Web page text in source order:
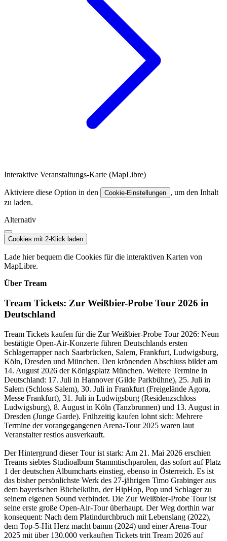
Interaktive Veranstaltungs-Karte (MapLibre)
Aktiviere diese Option in den Cookie-Einstellungen , um den Inhalt
zu laden.
Alternativ
Cookies mit 2-Klick laden
Lade hier bequem die Cookies für die interaktiven Karten von
MapLibre.
Über Tream
Tream Tickets: Zur Weißbier-Probe Tour 2026 in
Deutschland
Tream Tickets kaufen für die Zur Weißbier-Probe Tour 2026: Neun
bestätigte Open-Air-Konzerte führen Deutschlands ersten
Schlagerrapper nach Saarbrücken, Salem, Frankfurt, Ludwigsburg,
Köln, Dresden und München. Den krönenden Abschluss bildet am
14. August 2026 der Königsplatz München. Weitere Termine in
Deutschland: 17. Juli in Hannover (Gilde Parkbühne), 25. Juli in
Salem (Schloss Salem), 30. Juli in Frankfurt (Freigelände Agora,
Messe Frankfurt), 31. Juli in Ludwigsburg (Residenzschloss
Ludwigsburg), 8. August in Köln (Tanzbrunnen) und 13. August in
Dresden (Junge Garde). Frühzeitig kaufen lohnt sich: Mehrere
Termine der vorangegangenen Arena-Tour 2025 waren laut
Veranstalter restlos ausverkauft.
Der Hintergrund dieser Tour ist stark: Am 21. Mai 2026 erschien
Treams siebtes Studioalbum Stammtischparolen, das sofort auf Platz
1 der deutschen Albumcharts einstieg, ebenso in Österreich. Es ist
das bisher persönlichste Werk des 27-jährigen Timo Grabinger aus
dem bayerischen Büchelkühn, der HipHop, Pop und Schlager zu
seinem eigenen Sound verbindet. Die Zur Weißbier-Probe Tour ist
seine erste große Open-Air-Tour überhaupt. Der Weg dorthin war
konsequent: Nach dem Platindurchbruch mit Lebenslang (2022),
dem Top-5-Hit Herz macht bamm (2024) und einer Arena-Tour
2025 mit über 130.000 verkauften Tickets tritt Tream 2026 auf